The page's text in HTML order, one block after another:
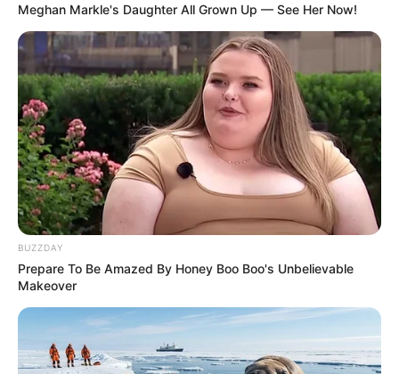
Meghan Markle's Daughter All Grown Up — See Her Now!
BUZZDAY
Prepare To Be Amazed By Honey Boo Boo's Unbelievable
Makeover